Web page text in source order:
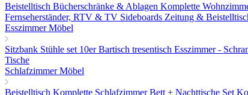
Beistelltisch Bücherschränke & Ablagen Komplette
Fernseherständer, RTV & TV Sideboards Zeitung &
Esszimmer Möbel
Sitzbank Stühle set 10erBartisch tresentisch Esszimmer -
Tische
Schlafzimmer Möbel
Beistelltisch Komplette SchlafzimmerBett + Nachttische Set